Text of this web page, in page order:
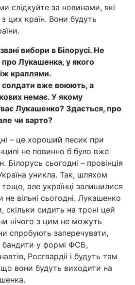
слідкуйте за новинами, які
цих країн. Вони будуть
вибори в Білорусі. Не
Лукашенка, у якого
краплями.
солдати вже воюють, а
немає. У якому
Лукашенко? Здається, про
чи варто?
– це хороший песик при
не повинно б було вже
Білорусь сьогодні – провінція
уникла. Так, шляхом
але українці залишилися
не вільні сьогодні. Лукашенко
скільки сидить на троні цей
нічого з цим не можуть
спробують заперечувати,
бандити у формі ФСБ,
Росгвардіі і будуть там
вони будуть виходити на